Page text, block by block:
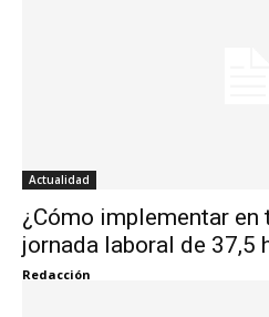
Actualidad
¿Cómo implementar en
jornada laboral de 37,5
Redacción